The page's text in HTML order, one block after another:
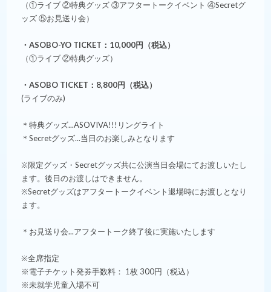
（①ライブ ②特典グッズ ③アフタートークイベント ④Secretグ
ッズ ⑤お見送り会）
・ASOBO-YO TICKET：10,000円（税込）
（①ライブ ②特典グッズ）
・ASOBO TICKET：8,800円（税込）
(ライブのみ)
＊特典グッズ...ASOVIVA!!!リングライト
＊Secretグッズ...当日のお楽しみとなります
※限定グッズ・Secretグッズ共に公演当日会場にてお渡しいたし
ます。後日のお渡しはできません。
※Secretグッズはアフタートークイベント退場時にお渡しとなり
ます。
＊お見送り会...アフタートーク終了後に実施いたします
※全席指定
※電子チケット発券手数料： 1枚 300円（税込）
※未就学児童入場不可